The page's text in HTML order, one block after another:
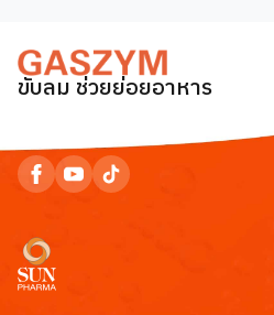
ขับลม ช่วยย่อยอาหาร